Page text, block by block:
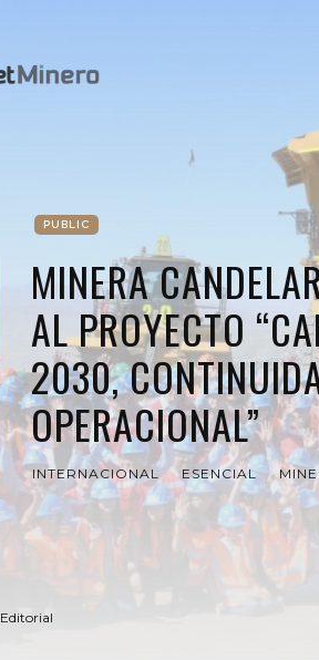
PUBLIC
MINERA
AL PROYECTO
2030,
OPERACIONAL”
INTERNACIONAL ESENCIAL
Editorial